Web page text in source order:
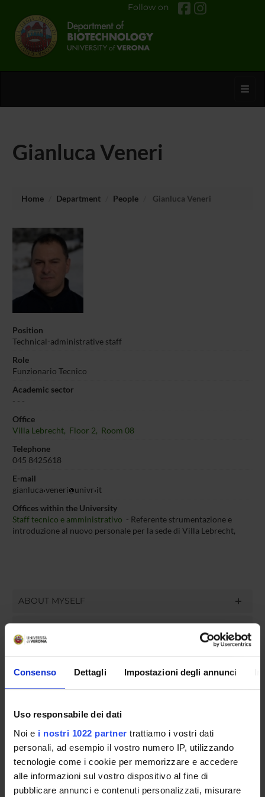
Consenso Dettagli Impostazioni degli annunci
Uso responsabile dei dati
Noi e i nostri 1022 partner trattiamo i vostri dati
personali, ad esempio il vostro numero IP, utilizzando
tecnologie come i cookie per memorizzare e accedere
alle informazioni sul vostro dispositivo al fine di
pubblicare annunci e contenuti personalizzati, misurare
Follow on
Gianluca Veneri
Home Department People Gianluca Veneri
Position
Technical-administrative staff
Role
Funzionario Tecnico
Academic sector
- - -
Office
Villa Lebrecht, Floor 2, Room 08
Telephone
045 8425618
E-mail
gianluca veneri univr it
Offices within the University
Staff tecnico e amministrativo - Referente strumentazione e
introduzione al nuovo personale per la sede di Villa Lebrecht,
ABOUT MYSELF
RESEARCH
ASSIGNMENTS
ORGANISATION
GOVERNANCE